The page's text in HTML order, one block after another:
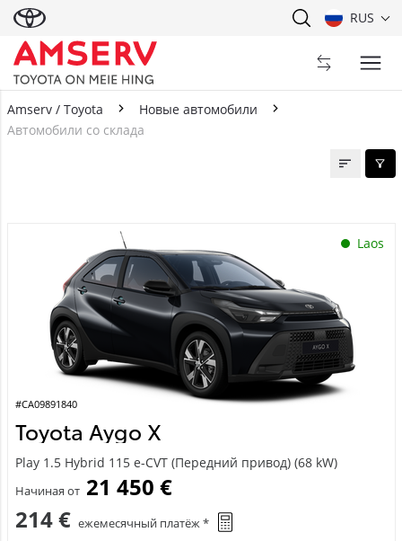
RUS
Amserv / Toyota
Новые автомобили
Автомобили со склада
Laos
#CA09891840
Toyota Aygo X
Play 1.5 Hybrid 115 e-CVT (Передний привод) (68 kW)
Начиная от 21 450 €
214 € ежемесячный платёж *